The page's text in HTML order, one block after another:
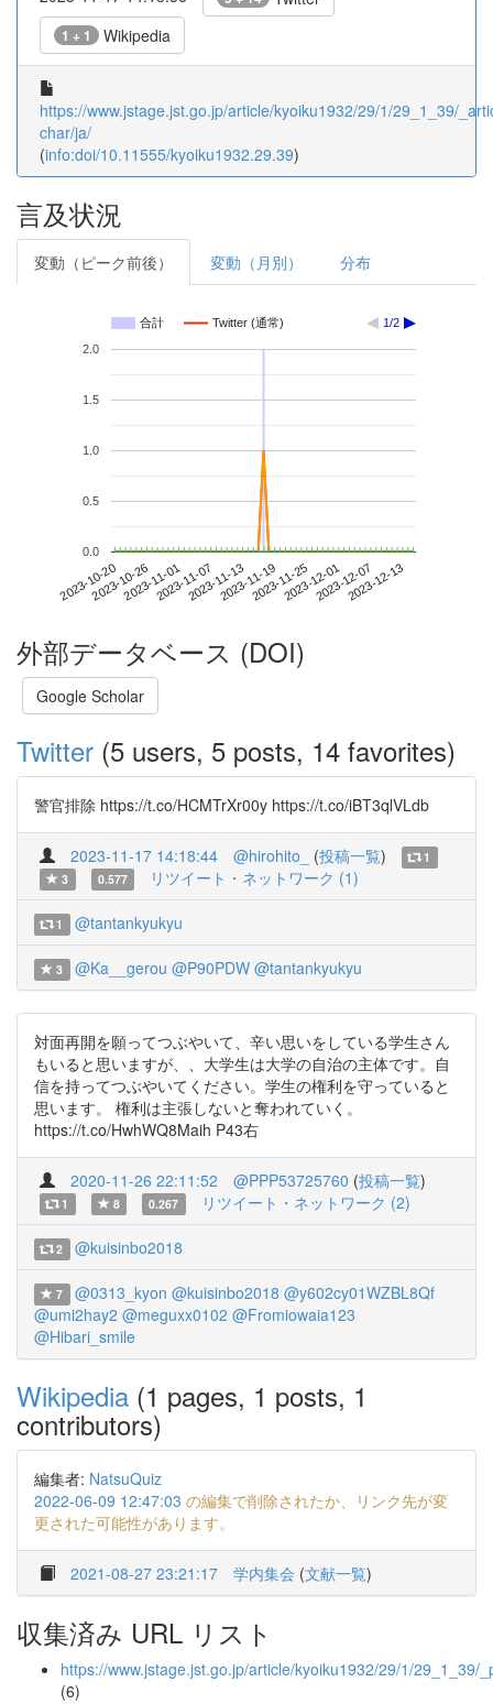
1 + 1 Wikipedia
https://www.jstage.jst.go.jp/article/kyoiku1932/29/1/29_1_39/
char/ja/
(info:doi/10.11555/kyoiku1932.29.39)
言及状況
変動（ピーク前後） 変動（月別） 分布
合計 Twitter (通常) 1/2
2023-10-202023-10-262023-11-012023-11-072023-11-132023-11-192023-11-252023-12-012023-12-072023-12-13
0.0
0.5
1.0
1.5
2.0
外部データベース (DOI)
Google Scholar
Twitter (5 users, 5 posts, 14 favorites)
警官排除 https://t.co/HCMTrXr00y https://t.co/iBT3qlVLdb
2023-11-17 14:18:44 @hirohito_ (投稿一覧)
1
3
0.577 リツイート・ネットワーク (1)
1 @tantankyukyu
3 @Ka__gerou @P90PDW @tantankyukyu
対面再開を願ってつぶやいて、辛い思いをしている学生さん
もいると思いますが、、大学生は大学の自治の主体です。自
信を持ってつぶやいてください。学生の権利を守っていると
思います。 権利は主張しないと奪われていく。
https://t.co/HwhWQ8Maih P43右
2020-11-26 22:11:52 @PPP53725760 (投稿一覧)
1 8 0.267 リツイート・ネットワーク (2)
2 @kuisinbo2018
7 @0313_kyon @kuisinbo2018 @y602cy01WZBL8Qf
@umi2hay2 @meguxx0102 @Fromiowaia123
@Hibari_smile
Wikipedia (1 pages, 1 posts, 1
contributors)
編集者: NatsuQuiz
2022-06-09 12:47:03 の編集で削除されたか、リンク先が変
更された可能性があります。
2021-08-27 23:21:17 学内集会 (文献一覧)
収集済み URL リスト
https://www.jstage.jst.go.jp/article/kyoiku1932/29/1/29_1_39/
(6)